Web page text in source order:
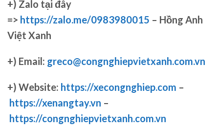
+) Zalo tại đây
=> https://zalo.me/0983980015 – Hồng Anh
Việt Xanh
+) Email: greco@congnghiepvietxanh.com.vn
+) Website: https://xecongnghiep.com –
https://xenangtay.vn –
https://congnghiepvietxanh.com.vn